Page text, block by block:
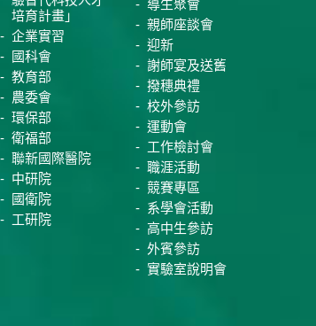
培育計畫」
企業實習
國科會
教育部
農委會
環保部
衛福部
聯新國際醫院
中研院
國衛院
工研院
導生聚會
親師座談會
迎新
謝師宴及送舊
撥穗典禮
校外參訪
運動會
工作檢討會
職涯活動
競賽專區
系學會活動
高中生參訪
外賓參訪
實驗室說明會